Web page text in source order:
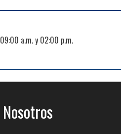
09:00 a.m. y 02:00 p.m.
Nosotros